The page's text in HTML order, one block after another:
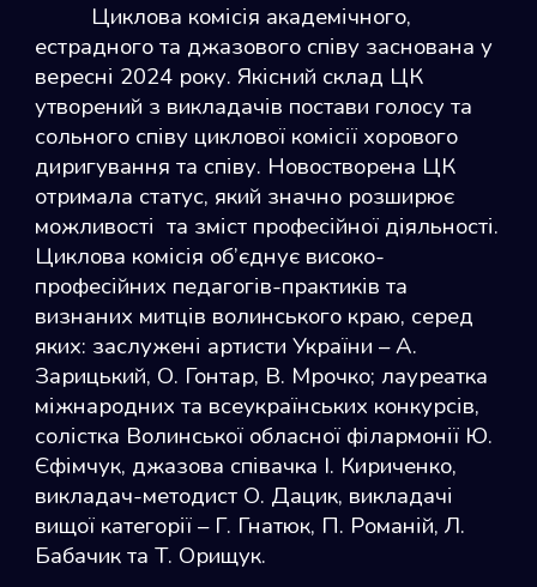
Циклова комісія академічного,
естрадного та джазового співу заснована у
вересні 2024 року. Якісний склад ЦК
утворений з викладачів постави голосу та
сольного співу циклової комісії хорового
диригування та співу. Новостворена ЦК
отримала статус, який значно розширює
можливості та зміст професійної діяльності.
Циклова комісія об’єднує високо-
професійних педагогів-практиків та
визнаних митців волинського краю, серед
яких: заслужені артисти України – А.
Зарицький, О. Гонтар, В. Мрочко; лауреатка
міжнародних та всеукраїнських конкурсів,
солістка Волинської обласної філармонії Ю.
Єфімчук, джазова співачка І. Кириченко,
викладач-методист О. Дацик, викладачі
вищої категорії – Г. Гнатюк, П. Романій, Л.
Бабачик та Т. Орищук.